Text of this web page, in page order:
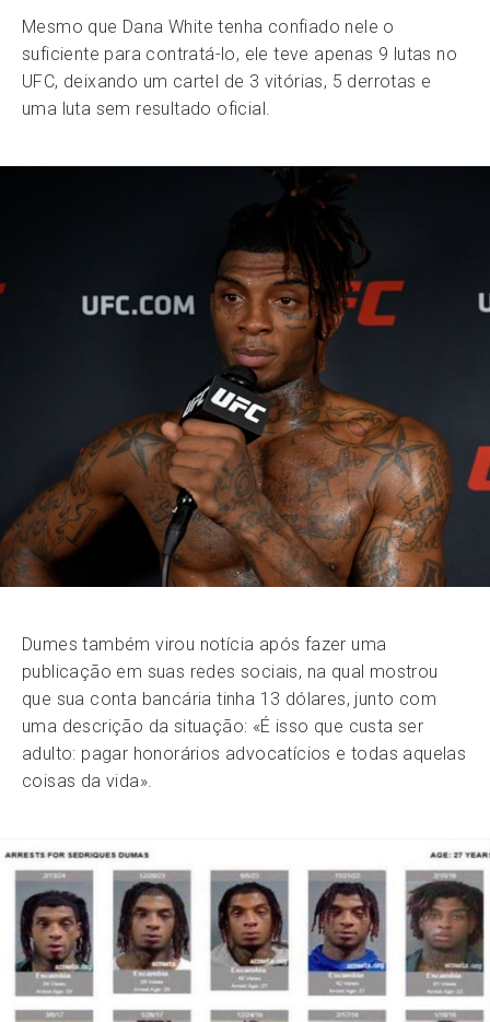
Mesmo que Dana White tenha confiado nele o
suficiente para contratá-lo, ele teve apenas 9 lutas no
UFC, deixando um cartel de 3 vitórias, 5 derrotas e
uma luta sem resultado oficial.
Dumes também virou notícia após fazer uma
publicação em suas redes sociais, na qual mostrou
que sua conta bancária tinha 13 dólares, junto com
uma descrição da situação: «É isso que custa ser
adulto: pagar honorários advocatícios e todas aquelas
coisas da vida».